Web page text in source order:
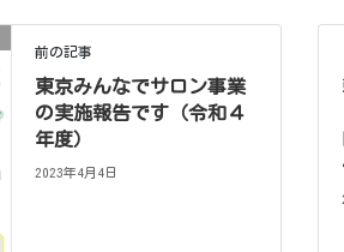
前の記事
東京みんなでサロン事業
の実施報告です（令和４
年度）
2023年4月4日